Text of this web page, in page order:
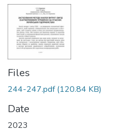
Files
244-247.pdf(120.84 KB)
Date
2023